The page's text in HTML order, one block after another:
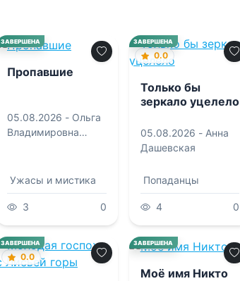
ЗАВЕРШЕНА
0.0
Пропавшие
05.08.2026 - Ольга
Владимировна
Ужасы и мистика
3 0
ЗАВЕРШЕНА
0.0
Только бы
зеркало уцелело
05.08.2026 - Анна
Дашевская
Попаданцы
4 0
ЗАВЕРШЕНА
0.0
ЗАВЕРШЕНА
0.0
Моё имя Никто